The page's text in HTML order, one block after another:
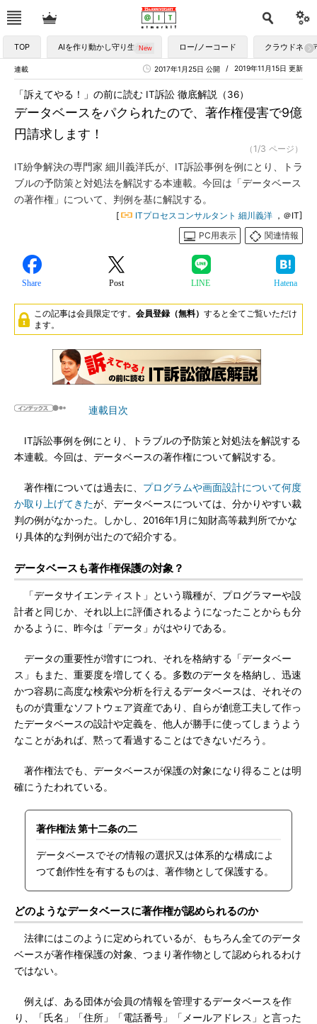
TOP AIを作り動かし守り生かす ロー/ノーコード クラウドネイ
連載 2019年11月15日 更新
2017年1月25日 公開
データベースをパクられたので、著作権侵害で9億
円請求します！
「訴えてやる！」の前に読む IT訴訟 徹底解説（36）
（1/3 ページ）
IT紛争解決の専門家 細川義洋氏が、IT訴訟事例を例にとり、トラ
ブルの予防策と対処法を解説する本連載。今回は「データベース
の著作権」について、判例を基に解説する。
[ ITプロセスコンサルタント 細川義洋 ，＠IT]
PC用表示
関連情報
Share Post LINE Hatena
この記事は会員限定です。 会員登録（無料） すると全てご覧いただけ
ます。
連載目次
IT訴訟事例を例にとり、トラブルの予防策と対処法を解説する
本連載。今回は、データベースの著作権について解説する。
著作権については過去に、 プログラムや画面設計について何度
か取り上げてきたが、データベースについては、分かりやすい裁
判の例がなかった。しかし、2016年1月に知財高等裁判所でかな
り具体的な判例が出たので紹介する。
データベースも著作権保護の対象？
「データサイエンティスト」という職種が、プログラマーや設
計者と同じか、それ以上に評価されるようになったことからも分
かるように、昨今は「データ」がはやりである。
データの重要性が増すにつれ、それを格納する「データベー
ス」もまた、重要度を増してくる。多数のデータを格納し、迅速
かつ容易に高度な検索や分析を行えるデータベースは、それその
ものが貴重なソフトウェア資産であり、自らが創意工夫して作っ
たデータベースの設計や定義を、他人が勝手に使ってしまうよう
なことがあれば、黙って看過することはできないだろう。
著作権法でも、データベースが保護の対象になり得ることは明
確にうたわれている。
著作権法 第十二条の二
データベースでその情報の選択又は体系的な構成によ
つて創作性を有するものは、著作物として保護する。
どのようなデータベースに著作権が認められるのか
法律にはこのように定められているが、もちろん全てのデータ
ベースが著作権保護の対象、つまり著作物として認められるわけ
ではない。
例えば、ある団体が会員の情報を管理するデータベースを作
り、「氏名」「住所」「電話番号」「メールアドレス」と言った